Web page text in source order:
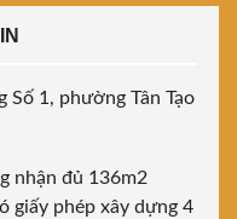
1, phường Tân Tạo
nhận đủ 136m2
giấy phép xây dựng 4